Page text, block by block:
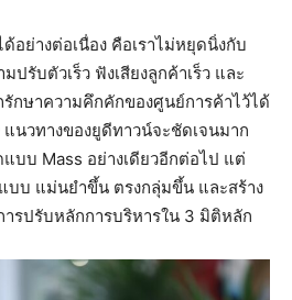
อย่างต่อเนื่อง คือเราไม่หยุดนิ่งกับ
ปรับตัวเร็ว ฟังเสียงลูกค้าเร็ว และ
รักษาความคึกคักของศูนย์การค้าไว้ได้
นวทางของยูดีทาวน์จะชัดเจนมาก
บบ Mass อย่างเดียวอีกต่อไป แต่
บบ แม่นยำขึ้น ตรงกลุ่มขึ้น และสร้าง
รปรับหลักการบริหารใน 3 มิติหลัก